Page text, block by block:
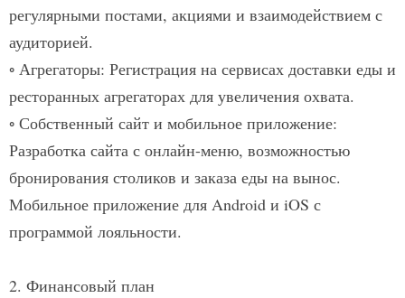
регулярными постами, акциями и взаимодействием с
аудиторией.​
◦ Агрегаторы: Регистрация на сервисах доставки еды и
ресторанных агрегаторах для увеличения охвата.​
◦ Собственный сайт и мобильное приложение:
Разработка сайта с онлайн-меню, возможностью
бронирования столиков и заказа еды на вынос.
Мобильное приложение для Android и iOS с
программой лояльности.​
2. Финансовый план